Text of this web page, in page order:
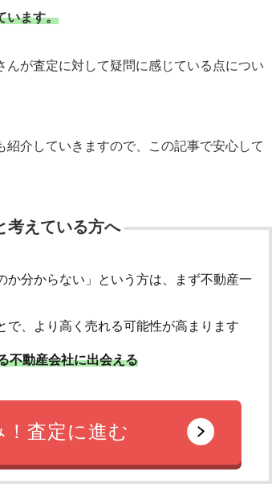
います。
が査定に対して疑問に感じている点につい
介していきますので、この記事で安心して
考えている方へ
か分からない」という方は、まず不動産一
で、より高く売れる可能性が高まります
不動産会社に出会える
査定に進む